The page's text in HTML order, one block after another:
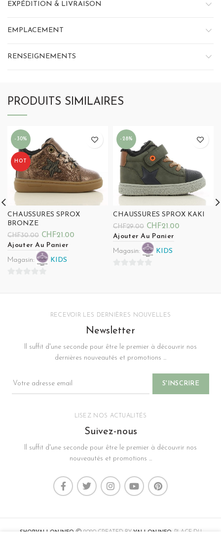
EXPÉDITION & LIVRAISON
EMPLACEMENT
RENSEIGNEMENTS
PRODUITS SIMILAIRES
-30%
HOT
CHAUSSURES SPROX
BRONZE
CHF30.00 CHF21.00
Ajouter Au Panier
Magasin:
KIDS
sur
-28%
CHAUSSURES SPROX KAKI
CHF29.00 CHF21.00
Ajouter Au Panier
Magasin:
KIDS
5
RECEVOIR LES DERNIÈRES NOUVELLES
Newsletter
Il suffit d'une seconde pour être le premier à découvrir nos
dernières nouveautés et promotions ...
LISEZ NOS ACTUALITÉS
Suivez-nous
Il suffit d'une seconde pour être le premier à découvrir nos
nouveautés et promotions ...
SHOP.VALLON.INFO 2020 CREATED BY VALLON.INFO . PLACE DU